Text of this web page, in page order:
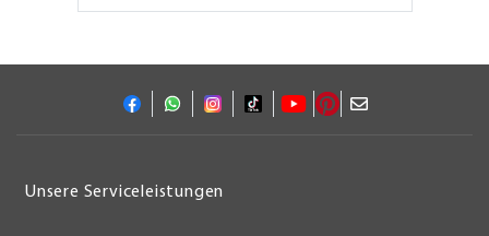
Unsere Serviceleistungen